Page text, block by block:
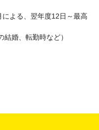
よる、翌年度12日～最高
婚、転勤時など）